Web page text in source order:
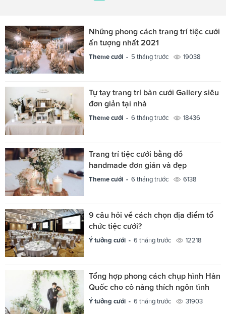
Những phong cách trang trí tiệc cưới
ấn tượng nhất 2021
Theme cưới - 5 tháng trước 19038
Tự tay trang trí bàn cưới Gallery siêu
đơn giản tại nhà
Theme cưới - 6 tháng trước 18436
Trang trí tiệc cưới bằng đồ
handmade đơn giản và đẹp
Theme cưới - 6 tháng trước 6138
9 câu hỏi về cách chọn địa điểm tổ
chức tiệc cưới?
Ý tưởng cưới - 6 tháng trước 12218
Tổng hợp phong cách chụp hình Hàn
Quốc cho cô nàng thích ngôn tình
Ý tưởng cưới - 6 tháng trước 31903